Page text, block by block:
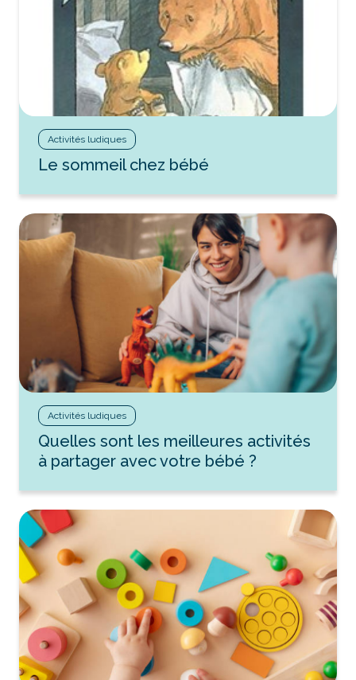
Activités ludiques
Le sommeil chez bébé
Activités ludiques
Quelles sont les meilleures activités
à partager avec votre bébé ?